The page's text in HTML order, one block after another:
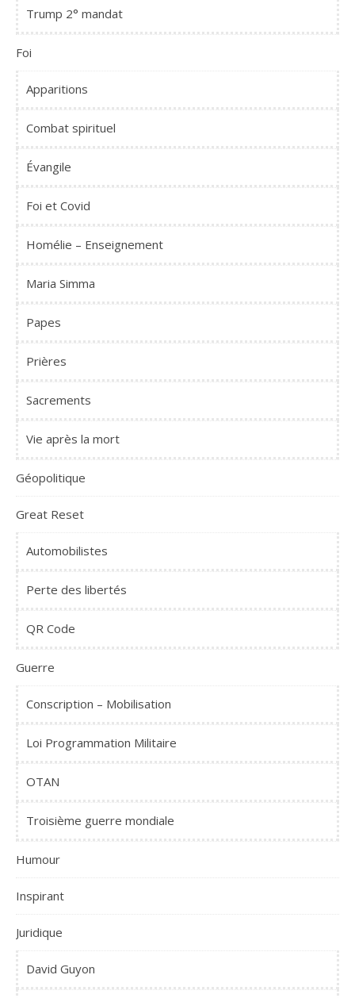
Trump 2° mandat
Foi
Apparitions
Combat spirituel
Évangile
Foi et Covid
Homélie – Enseignement
Maria Simma
Papes
Prières
Sacrements
Vie après la mort
Géopolitique
Great Reset
Automobilistes
Perte des libertés
QR Code
Guerre
Conscription – Mobilisation
Loi Programmation Militaire
OTAN
Troisième guerre mondiale
Humour
Inspirant
Juridique
David Guyon